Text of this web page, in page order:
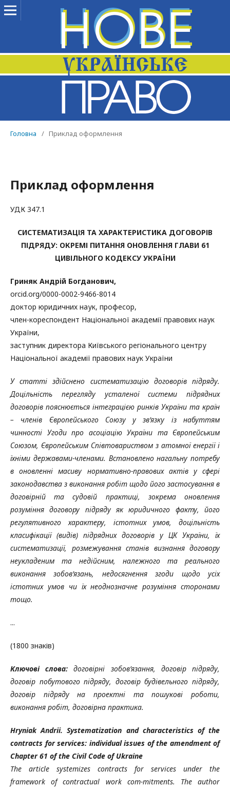
Головна / Приклад оформлення
Приклад оформлення
УДК 347.1
СИСТЕМАТИЗАЦІЯ ТА ХАРАКТЕРИСТИКА ДОГОВОРІВ
ПІДРЯДУ: ОКРЕМІ ПИТАННЯ ОНОВЛЕННЯ ГЛАВИ 61
ЦИВІЛЬНОГО КОДЕКСУ УКРАЇНИ
Гриняк Андрій Богданович,
orcid.org/0000-0002-9466-8014
доктор юридичних наук, професор,
член-кореспондент Національної академії правових наук
України,
заступник директора Київського регіонального центру
Національної академії правових наук України
У статті здійснено систематизацію договорів підряду.
Доцільність перегляду усталеної системи підрядних
договорів пояснюється інтеграцією ринків України та країн
– членів Європейського Союзу у зв’язку із набуттям
чинності Угоди про асоціацію України та Європейським
Союзом, Європейським Співтовариством з атомної енергії і
їхніми державами-членами. Встановлено нагальну потребу
в оновленні масиву нормативно-правових актів у сфері
законодавства з виконання робіт щодо його застосування в
договірній та судовій практиці, зокрема оновлення
розуміння договору підряду як юридичного факту, його
регулятивного характеру, істотних умов, доцільність
класифікації (видів) підрядних договорів у ЦК України, їх
систематизації, розмежування станів визнання договору
неукладеним та недійсним, належного та реального
виконання зобов’язань, недосягнення згоди щодо усіх
істотних умов чи їх неоднозначне розуміння сторонами
тощо.
...
(1800 знаків)
Ключові слова: договірні зобов’язання, договір підряду,
договір побутового підряду, договір будівельного підряду,
договір підряду на проектні та пошукові роботи,
виконання робіт, договірна практика.
Hryniak Andrii. Systematization and characteristics of the
contracts for services: individual issues of the amendment of
Chapter 61 of the Civil Code of Ukraine
The article systemizes contracts for services under the
framework of contractual work com-mitments. The author